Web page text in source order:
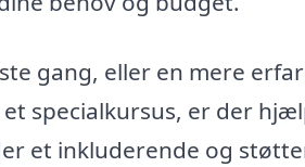
gang, eller en mere
specialkursus, er der
et inkluderende og